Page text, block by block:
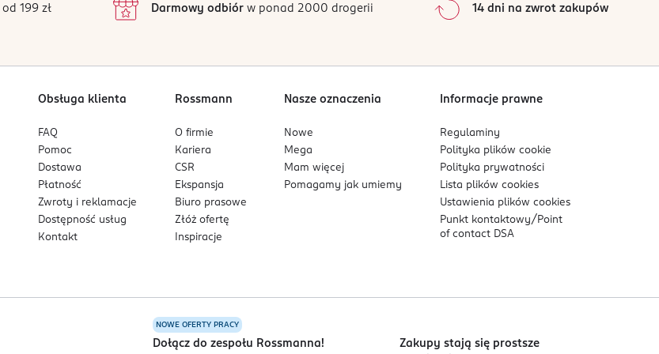
1
0%
Sortowanie wgdata: od najnowszej
od 199 zł Darmowy odbiórw ponad 2000 drogerii 14 dni na zwrot zakupów
Obsługa klienta
FAQ
Pomoc
Dostawa
Płatność
Zwroty i reklamacje
Dostępność usług
Kontakt
Rossmann
O firmie
Kariera
CSR
Ekspansja
Biuro prasowe
Złóż ofertę
Inspiracje
Nasze oznaczenia
Nowe
Mega
Mam więcej
Pomagamy jak umiemy
Informacje prawne
Regulaminy
Polityka plikówcookie
Polityka prywatności
Lista plikówcookies
Ustawienia plikówcookies
Punkt kontaktowy/ Point
of contact DSA
NOWE OFERTY PRACY
Dołącz do zespołu Rossmanna! Zakupy stają się prostsze